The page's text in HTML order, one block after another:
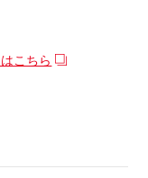
こちら